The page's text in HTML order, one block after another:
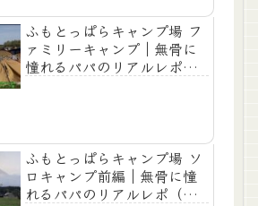
ふもとっぱらキャンプ場 フ
ァミリーキャンプ｜無骨に
憧れるパパのリアルレポ
ふもとっぱらキャンプ場 ソ
ロキャンプ前編｜無骨に憧
れるパパのリアルレポ（Ｓ